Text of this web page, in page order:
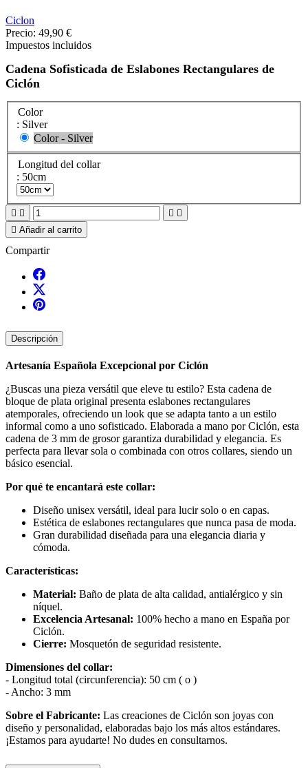
Ciclon
Precio: 49,90 €
Impuestos incluidos
Cadena Sofisticada de Eslabones Rectangulares de
Ciclón
Color
: Silver
Color - Silver
Longitud del collar
: 50cm
   
 Añadir al carrito
Compartir
Descripción
Artesanía Española Excepcional por Ciclón
¿Buscas una pieza versátil que eleve tu estilo? Esta cadena de
bloque de plata original presenta eslabones rectangulares
atemporales, ofreciendo un look que se adapta tanto a un estilo
informal como a uno sofisticado. Elaborada a mano por Ciclón, esta
cadena de 3 mm de grosor garantiza durabilidad y elegancia. Es
perfecta para llevar sola o combinada con otros collares, siendo un
básico esencial.
Por qué te encantará este collar:
Diseño unisex versátil, ideal para lucir solo o en capas.
Estética de eslabones rectangulares que nunca pasa de moda.
Gran durabilidad diseñada para una elegancia diaria y
cómoda.
Características:
Material: Baño de plata de alta calidad, antialérgico y sin
níquel.
Excelencia Artesanal: 100% hecho a mano en España por
Ciclón.
Cierre: Mosquetón de seguridad resistente.
Dimensiones del collar:
- Longitud total (circunferencia): 50 cm ( o )
- Ancho: 3 mm
Sobre el Fabricante: Las creaciones de Ciclón son joyas con
diseño y personalidad, elaboradas bajo los más altos estándares.
¡Estamos para ayudarte! No dudes en consultarnos.